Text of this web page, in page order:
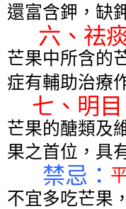
還富含鉀，缺
六、祛
芒果中所含的
症有輔助治療
七、明目
芒果的醣類及
果之首位，具
禁忌：
不宜多吃芒果